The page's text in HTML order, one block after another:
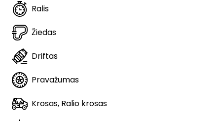
Ralis
Žiedas
Driftas
Pravažumas
Krosas, Ralio krosas